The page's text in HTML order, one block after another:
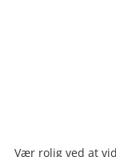
Vær rolig ved at